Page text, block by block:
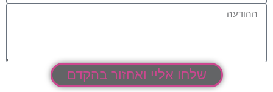
שלחו אליי ואחזור בהקדם